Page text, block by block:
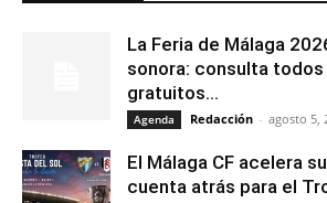
La Feria de Málaga
sonora: consulta
gratuitos...
Agenda Redacción - agosto 5,
El Málaga CF acelera
cuenta atrás para el